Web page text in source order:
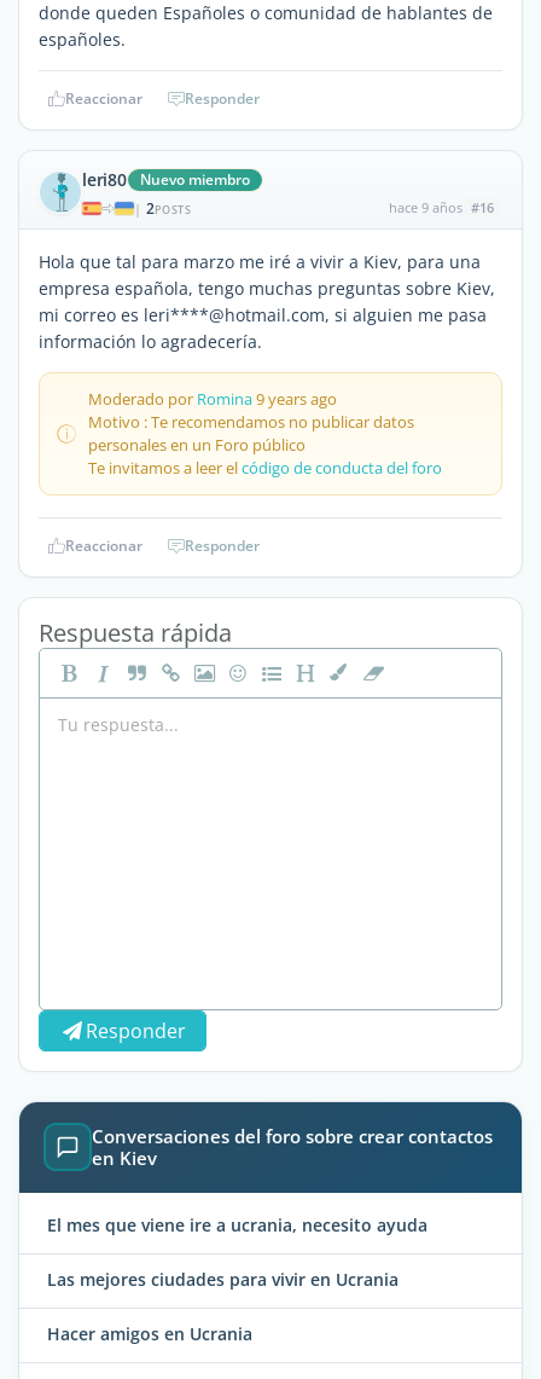
donde queden Españoles o comunidad de hablantes de
españoles.
Reaccionar Responder
leri80 Nuevo miembro
| 2POSTS hace 9 años #16
Hola que tal para marzo me iré a vivir a Kiev, para una
empresa española, tengo muchas preguntas sobre Kiev,
mi correo es leri****@hotmail.com, si alguien me pasa
información lo agradecería.
Moderado por Romina9 years ago
Motivo : Te recomendamos no publicar datos
personales en un Foro público
Te invitamos a leer elcódigo de conducta del foro
Reaccionar Responder
Respuesta rápida
Responder
Conversaciones del foro sobre crear contactos
en Kiev
El mes que viene ire a ucrania, necesito ayuda
Las mejores ciudades para vivir en Ucrania
Hacer amigos en Ucrania